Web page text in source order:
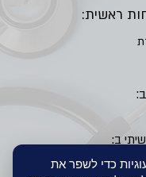
כדי לשפר את
ראשית:
ב: